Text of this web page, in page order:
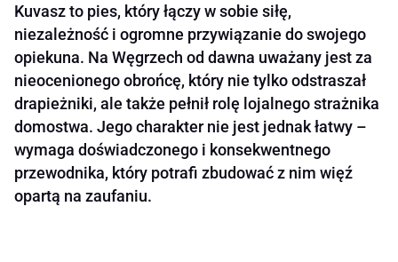
Kuvasz to pies, który łączy w sobie siłę,
niezależność i ogromne przywiązanie do swojego
opiekuna. Na Węgrzech od dawna uważany jest za
nieocenionego obrońcę, który nie tylko odstraszał
drapieżniki, ale także pełnił rolę lojalnego strażnika
domostwa. Jego charakter nie jest jednak łatwy –
wymaga doświadczonego i konsekwentnego
przewodnika, który potrafi zbudować z nim więź
opartą na zaufaniu.